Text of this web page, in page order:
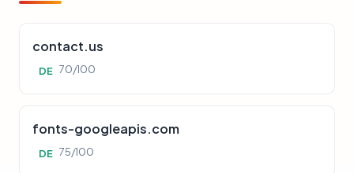
contact.us
DE 70/100
fonts-googleapis.com
DE 75/100